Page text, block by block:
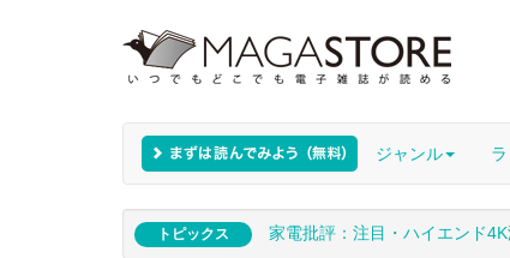
ジャンル
トピックス 家電批評：注目・ハイエンド